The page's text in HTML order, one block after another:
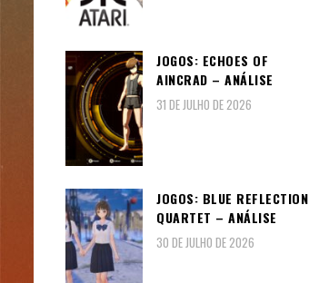
JOGOS: ECHOES OF
AINCRAD – ANÁLISE
31 DE JULHO DE 2026
JOGOS: BLUE REFLECTION
QUARTET – ANÁLISE
30 DE JULHO DE 2026